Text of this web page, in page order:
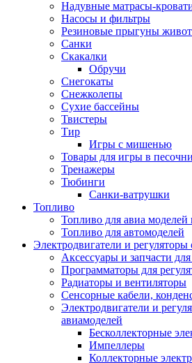
Надувные матрасы-
Насосы и фильтры
Резиновые прыгуны
Санки
Скакалки
Обручи
Снегокаты
Снежколепы
Сухие бассейны
Твистеры
Тир
Игры с мишенью
Товары для игры в
Тренажеры
Тюбинги
Санки-ватрушки
Топливо
Топливо для авиа моделей
Топливо для автомоделей
Электродвигатели и регуляторы
Аксессуары и запчасти
Программаторы для
Радиаторы и вентиляторы
Сенсорные кабели,
Электродвигатели и
авиамоделей
Бесколлекторные
Импеллеры
Коллекторные